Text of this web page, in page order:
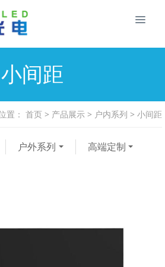
小间距
置： 首页 > 产品展示 > 户内系列 > 小间距
户外系列 高端定制